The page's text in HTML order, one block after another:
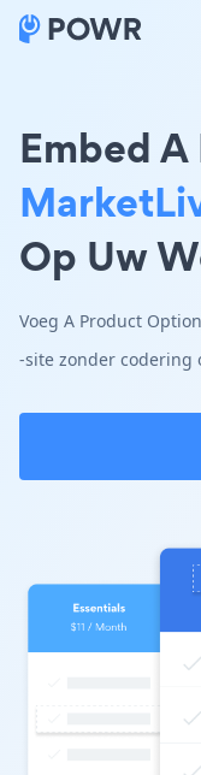
Embed
Op Uw
Voeg A Product
-site zonder codering